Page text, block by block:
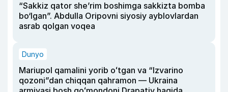
“Sakkiz qator she’rim boshimga sakkizta bomba
bo‘lgan”. Abdulla Oripovni siyosiy ayblovlardan
asrab qolgan voqea
Dunyo
Mariupol qamalini yorib oʻtgan va “Izvarino
qozoni”dan chiqqan qahramon — Ukraina